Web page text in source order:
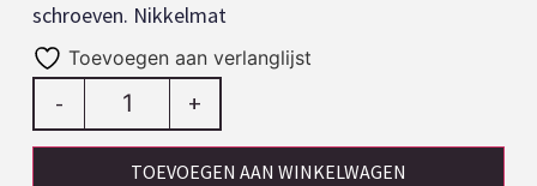
schroeven. Nikkelmat
Toevoegen aan verlanglijst
- +
TOEVOEGEN AAN WINKELWAGEN